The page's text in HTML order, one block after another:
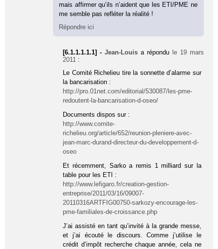
mais affirmer qu’ils n’aident que les ETI/PME ne
me semble pas refléter la réalité !
Répondre ici
[6.1.1.1.1.1] -Jean-Louis a répondu le 19 mars
2011 :
Le Comité Richelieu tire la sonnette d’alarme sur
la bancarisation :
http://pro.01net.com/editorial/530087/les-pme-
redoutent-la-bancarisation-d-oseo/
Documents dispos sur :
http://www.comite-
richelieu.org/article/652/reunion-pleniere-avec-
jean-marc-durand-directeur-du-developpement-d-
oseo
Et récemment, Sarko a remis 1 milliard sur la
table pour les ETI :
http://www.lefigaro.fr/creation-gestion-
entreprise/2011/03/16/09007-
20110316ARTFIG00750-sarkozy-encourage-les-
pme-familiales-de-croissance.php
J’ai assisté en tant qu’invité à la grande messe,
et j’ai écouté le discours. Comme j’utilise le
crédit d’impôt recherche chaque année, cela ne